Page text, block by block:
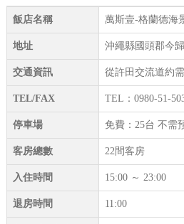
飯店名稱 萬斯壹-格蘭德海
地址 沖繩縣國頭郡今
交通資訊 從許田交流道約
TEL/FAX TEL：0980-51-
停車場 免費：25台 不需
客房總數 22間客房
入住時間 15:00 ～ 23:00
退房時間 11:00